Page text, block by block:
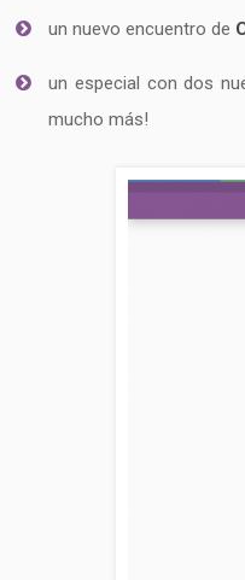
un nuevo encuentro de
un especial con dos
mucho más!